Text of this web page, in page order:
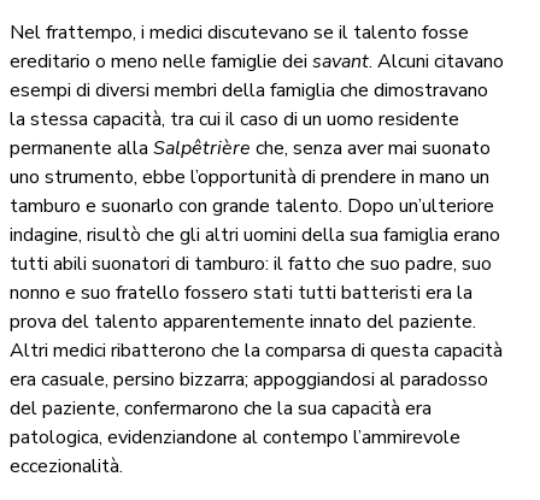
Nel frattempo, i medici discutevano se il talento fosse
ereditario o meno nelle famiglie dei savant. Alcuni citavano
esempi di diversi membri della famiglia che dimostravano
la stessa capacità, tra cui il caso di un uomo residente
permanente alla Salpêtrière che, senza aver mai suonato
uno strumento, ebbe l’opportunità di prendere in mano un
tamburo e suonarlo con grande talento. Dopo un’ulteriore
indagine, risultò che gli altri uomini della sua famiglia erano
tutti abili suonatori di tamburo: il fatto che suo padre, suo
nonno e suo fratello fossero stati tutti batteristi era la
prova del talento apparentemente innato del paziente.
Altri medici ribatterono che la comparsa di questa capacità
era casuale, persino bizzarra; appoggiandosi al paradosso
del paziente, confermarono che la sua capacità era
patologica, evidenziandone al contempo l’ammirevole
eccezionalità.